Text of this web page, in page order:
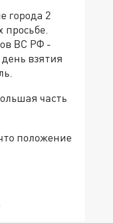
города 2
просьбе.
ВС РФ -
взятия
часть
положение